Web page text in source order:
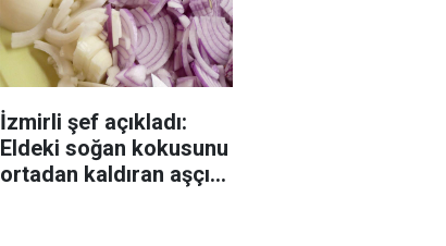
İzmirli şef açıkladı:
Eldeki soğan kokusunu
ortadan kaldıran aşçı